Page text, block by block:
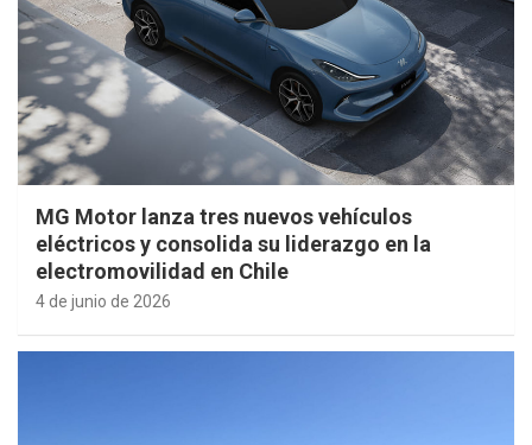
MG Motor lanza tres nuevos vehículos
eléctricos y consolida su liderazgo en la
electromovilidad en Chile
4 de junio de 2026